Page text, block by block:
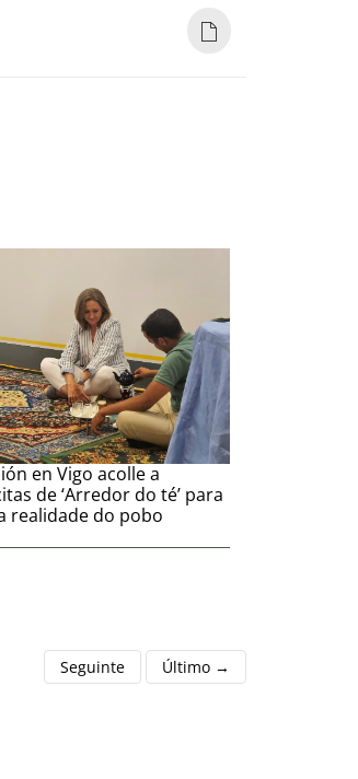
en Vigo acolle a
de ‘Arredor do té’ para
realidade do pobo
Seguinte Último →